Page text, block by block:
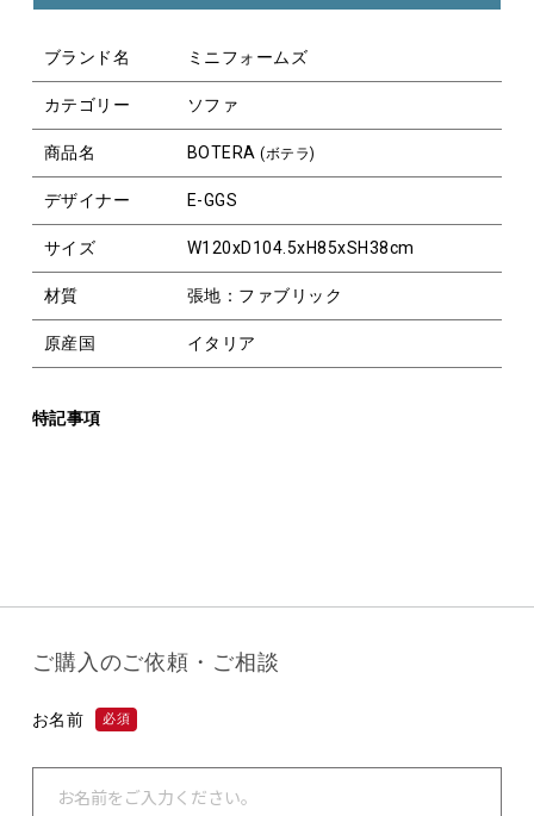
ブランド名 ミニフォームズ
カテゴリー ソファ
商品名 BOTERA(ボテラ)
デザイナー E-GGS
サイズ W120xD104.5xH85xSH38cm
材質 張地：ファブリック
原産国 イタリア
特記事項
ご購入のご依頼・ご相談
お名前 必須